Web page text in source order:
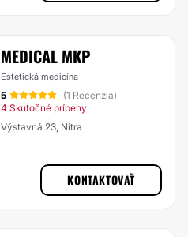
MEDICAL MKP
Estetická medicína
5 (1 Recenzia)·
4 Skutočné príbehy
Výstavná 23, Nitra
KONTAKTOVAŤ